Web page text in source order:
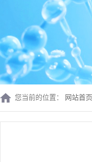
您当前的位置： 网站首页